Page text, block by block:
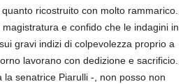
ricostruito con molto rammarico.
e confido che le indagini in
gravi indizi di colpevolezza proprio a
lavorano con dedizione e sacrificio.
la senatrice Piarulli -, non posso non